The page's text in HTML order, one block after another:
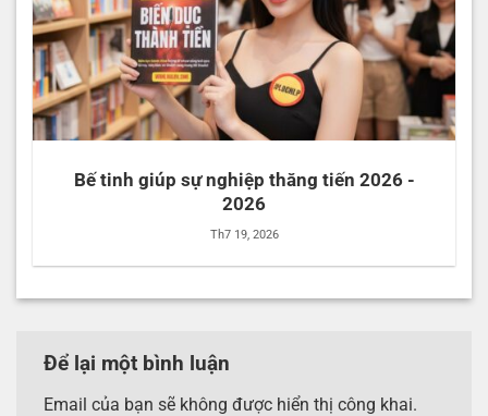
Bế tinh giúp sự nghiệp thăng tiến 2026 -
2026
Th7 19, 2026
Để lại một bình luận
Email của bạn sẽ không được hiển thị công khai.